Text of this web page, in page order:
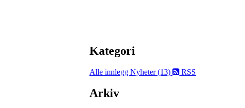
Kategori
Alle innlegg Nyheter (13) RSS
Arkiv